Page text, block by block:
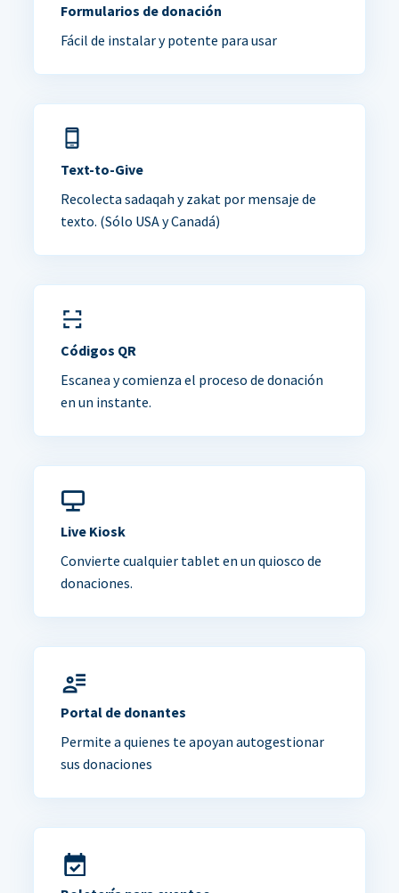
Formularios de donación
Fácil de instalar y potente para usar
Text-to-Give
Recolecta sadaqah y zakat por mensaje de
texto. (Sólo USA y Canadá)
Códigos QR
Escanea y comienza el proceso de donación
en un instante.
Live Kiosk
Convierte cualquier tablet en un quiosco de
donaciones.
Portal de donantes
Permite a quienes te apoyan autogestionar
sus donaciones